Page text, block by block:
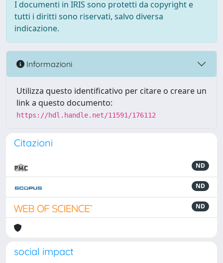
I documenti in IRIS sono protetti da copyright e
tutti i diritti sono riservati, salvo diversa
indicazione.
Informazioni
Utilizza questo identificativo per citare o creare un
link a questo documento:
https://hdl.handle.net/11591/176112
Citazioni
ND
ND
ND
social impact